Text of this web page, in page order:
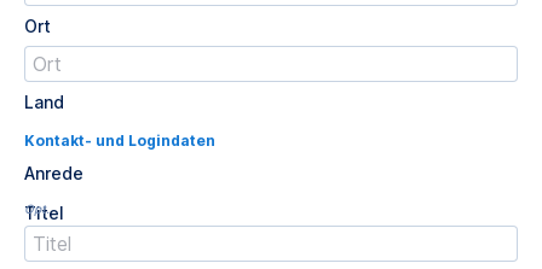
Ort
Land
Kontakt- und Logindaten
Anrede
Titel
Opt.